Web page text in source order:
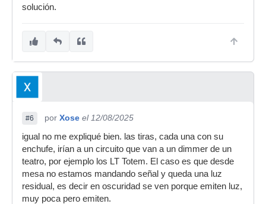
solución.
#6 por Xose el 12/08/2025
igual no me expliqué bien. las tiras, cada una con su
enchufe, irían a un circuito que van a un dimmer de un
teatro, por ejemplo los LT Totem. El caso es que desde
mesa no estamos mandando señal y queda una luz
residual, es decir en oscuridad se ven porque emiten luz,
muy poca pero emiten.